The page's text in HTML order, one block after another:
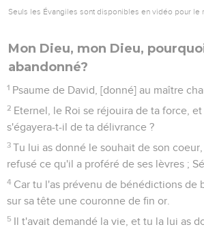
Seuls les Évangiles sont disponibles en vidéo pour le
Mon Dieu, mon Dieu,
abandonné?
1 Psaume de David, [donné] au maître
2 Eternel, le Roi se réjouira de ta force,
s'égayera-t-il de ta délivrance ?
3 Tu lui as donné le souhait de son
refusé ce qu'il a proféré de ses lèvres ;
4 Car tu l'as prévenu de bénédictions de
sur sa tête une couronne de fin or.
5 Il t'avait demandé la vie, et tu la lui as